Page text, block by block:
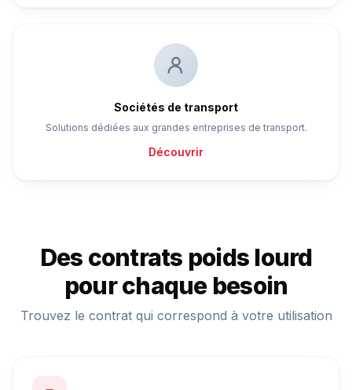
Sociétés de transport
Solutions dédiées aux grandes entreprises de transport.
Découvrir
Des contrats poids lourd
pour chaque besoin
Trouvez le contrat qui correspond à votre utilisation